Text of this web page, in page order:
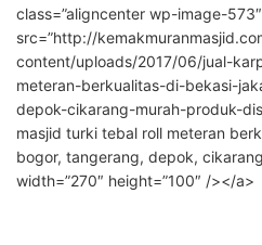
r
n
a
t
i
v
class=”aligncenter wp-image-573″
src=”http://
content/uploads/2017/06/jual-
meteran-berkualitas-di-bekasi-
depok-cikarang-murah-produk-
masjid turki tebal roll meteran
bogor, tangerang, depok,
width=”270″ height=”100″ /></a>